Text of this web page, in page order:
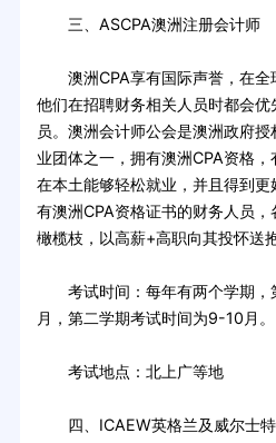
三、ASCPA澳洲注册会计师
澳洲CPA享有国际声誉，在全
他们在招聘财务相关人员时都会
员。澳洲会计师公会是澳洲政府
业团体之一，拥有澳洲CPA资格，
在本土能够轻松就业，并且得到
有澳洲CPA资格证书的财务人员
橄榄枝，以高薪+高职向其投怀送抱
考试时间：每年有两个学期，
月，第二学期考试时间为9-10月。
考试地点：北上广等地
四、ICAEW英格兰及威尔士特